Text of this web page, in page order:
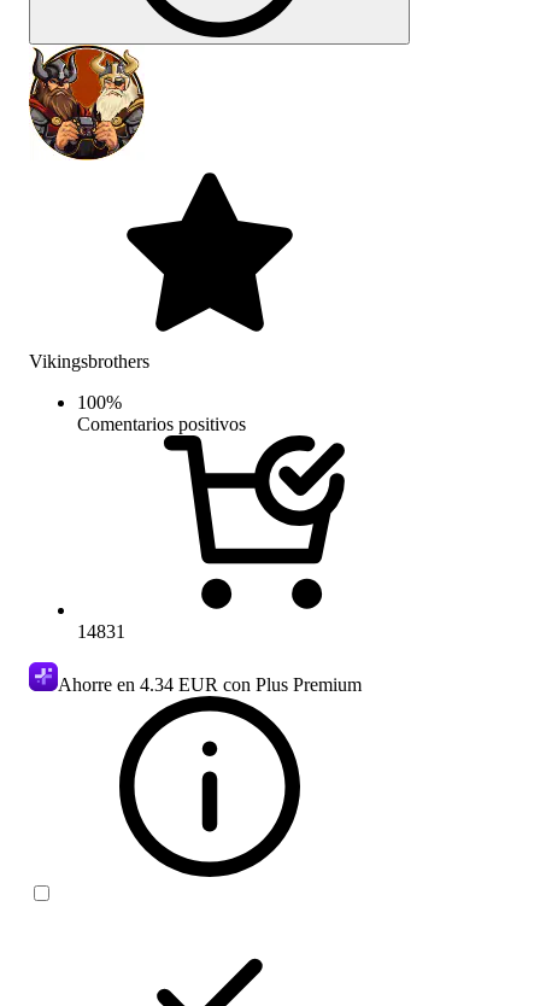
Vikingsbrothers
100%
Comentarios positivos
14831
Ahorre en 4.34 EUR con Plus Premium